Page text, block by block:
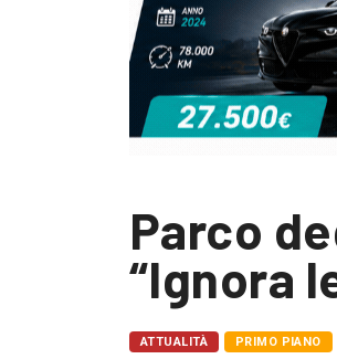
Parco
“Ignora
ATTUALITÀ PRIMO PIANO